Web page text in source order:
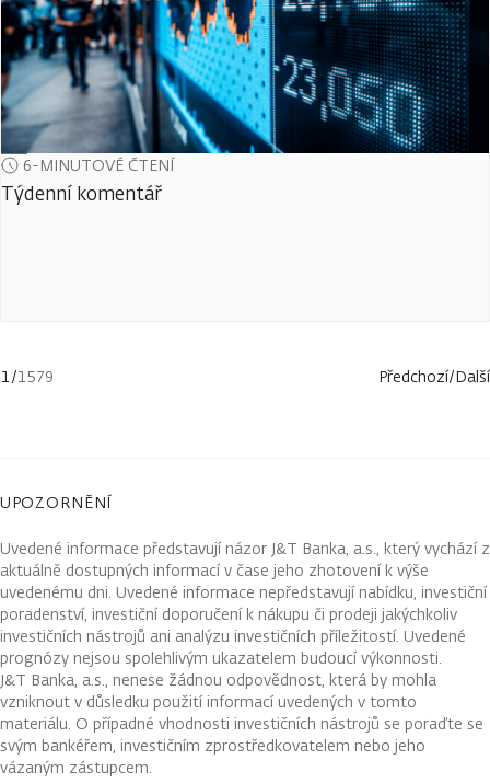
6-MINUTOVÉ ČTENÍ
Týdenní komentář
1/1579 Předchozí/Další
UPOZORNĚNÍ
Uvedené informace představují názor J&T Banka, a.s., který vychází z
aktuálně dostupných informací v čase jeho zhotovení k výše
uvedenému dni. Uvedené informace nepředstavují nabídku, investiční
poradenství, investiční doporučení k nákupu či prodeji jakýchkoliv
investičních nástrojů ani analýzu investičních příležitostí. Uvedené
prognózy nejsou spolehlivým ukazatelem budoucí výkonnosti.
J&T Banka, a.s., nenese žádnou odpovědnost, která by mohla
vzniknout v důsledku použití informací uvedených v tomto
materiálu. O případné vhodnosti investičních nástrojů se poraďte se
svým bankéřem, investičním zprostředkovatelem nebo jeho
vázaným zástupcem.